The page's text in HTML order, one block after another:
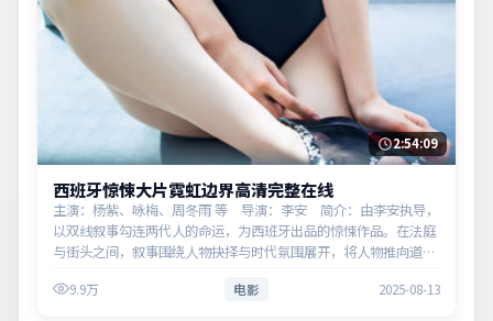
2:54:09
西班牙惊悚大片霓虹边界高清完整在线
主演：杨紫、咏梅、周冬雨 等 导演：李安 简介：由李安执导，
以双线叙事勾连两代人的命运，为西班牙出品的惊悚作品。在法庭
与街头之间，叙事围绕人物抉择与时代氛围展开，将人物推向道德
意义。
9.9万 电影 2025-08-13